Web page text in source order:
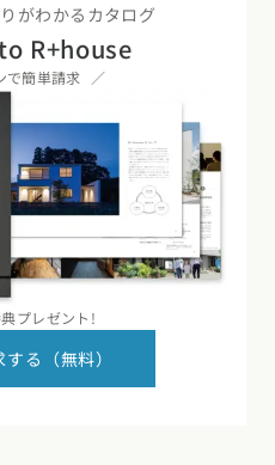
がわかるカタログ
R+house
で簡単請求
プレゼント!
る（無料）